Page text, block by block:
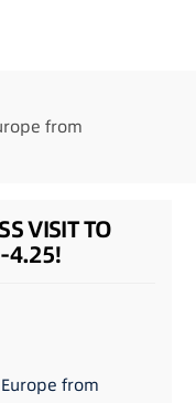
from
VISIT TO
4.25!
from